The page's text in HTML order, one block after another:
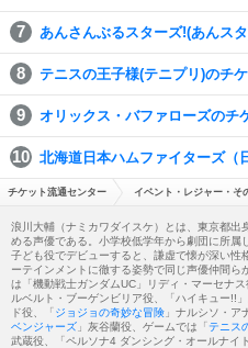
あんさんぶるスターズ!(あんス
テニスの王子様(テニプリ)のチ
オリックス・バファローズのチ
北海道日本ハムファイターズ（
チケット流通センター イベント・レジャー・そ
浪川大輔（ナミカワダイスケ）とは、東京都
める声優である。小学校低学年から劇団に所
子ども役でデビューすると、謙虚で懐が深い性
ーテインメントに徹する姿勢で同じ声優仲間
は「機動戦士ガンダムUC」リディ・マーセナス
ルベルト・ブーゲンビリア役、「ハイキュー!!
ド役、「ジョジョの奇妙な冒険 」ナルシソ・ア
ベンジャーズ 」灰谷蘭役、ゲームでは「テニス
武蔵役、「ペルソナ4 ダンシング・オールナイ